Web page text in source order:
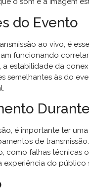
do Evento
ao vivo, é
funcionando
estabilidade da
semelhantes às do
é importante ter
de
como falhas técnicas
experiência do público